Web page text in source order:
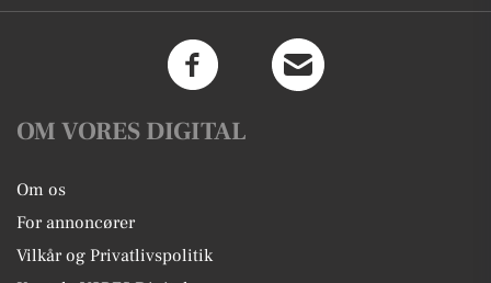
OM VORES DIGITAL
Om os
For annoncører
Vilkår og Privatlivspolitik